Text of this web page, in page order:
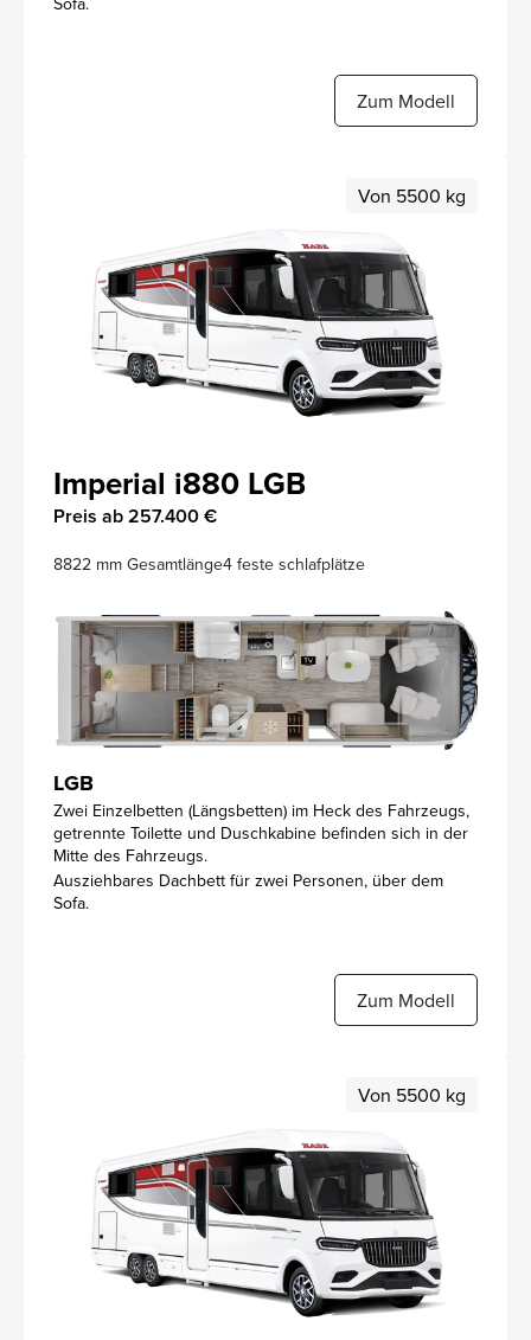
Zum Modell
Von 5500 kg
Imperial i880 LGB
Preis ab 257.400 €
8822 mm Gesamtlänge4 feste schlafplätze
LGB
Zwei Einzelbetten (Längsbetten) im Heck des Fahrzeugs,
getrennte Toilette und Duschkabine befinden sich in der
Mitte des Fahrzeugs.
Ausziehbares Dachbett für zwei Personen, über dem
Sofa.
Zum Modell
Von 5500 kg